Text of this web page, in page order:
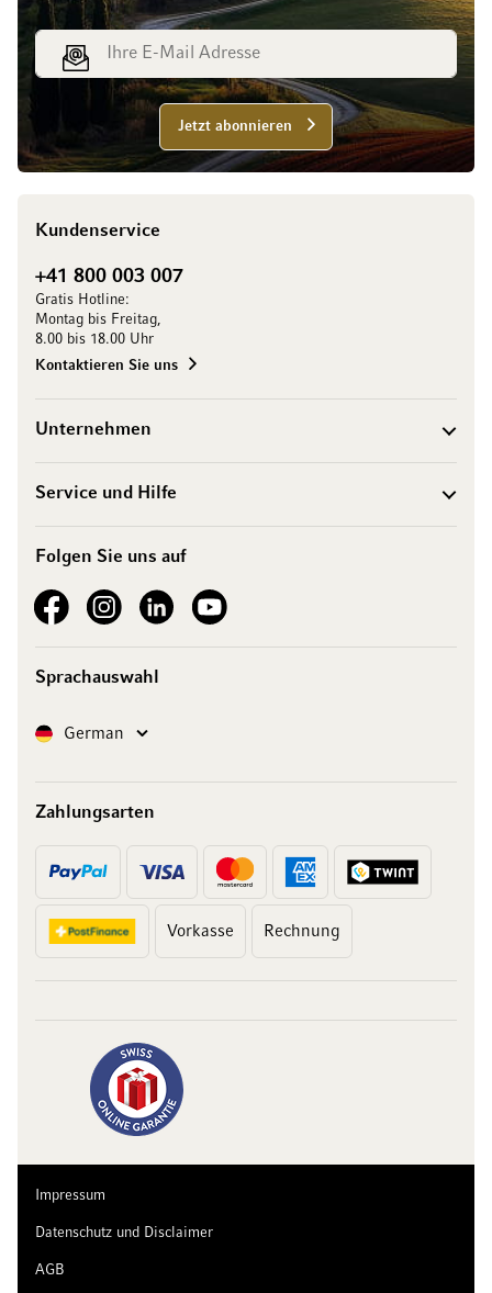
E-Mail Adresse
Jetzt abonnieren
Kundenservice
+41 800 003 007
Gratis Hotline:
Montag bis Freitag,
8.00 bis 18.00 Uhr
Kontaktieren Sie uns
Unternehmen
Service und Hilfe
Folgen Sie uns auf
See our FacebookSee our Instagram account
See our LinkedInSee our YouTube channel
Sprachauswahl
SpracheGerman
Zahlungsarten
Vorkasse Rechnung
Impressum
Datenschutz und Disclaimer
AGB
10 Franken
auf Ihren Einkauf
Abonnieren Sie unseren Newsletter und erhalten Sie exklusive